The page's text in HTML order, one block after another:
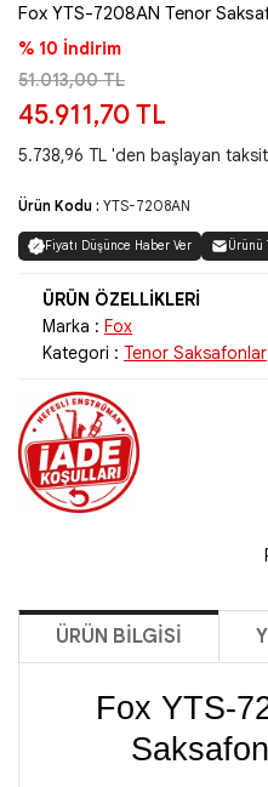
Fox YTS-7208AN Tenor
% 10 İndirim
51.013,00 TL
45.911,70 TL
5.738,96 TL 'den başlayan
Ürün Kodu : YTS-7208AN
Fiyatı Düşünce Haber Ver Ürünü
Marka : Fox
Kategori : Tenor Saksafonlar
ÜRÜN BILGISI
Fox YTS-